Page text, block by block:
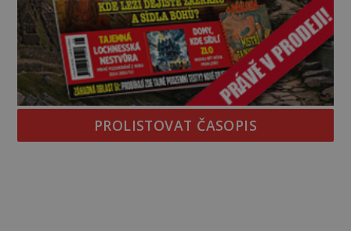
PROLISTOVAT ČASOPIS